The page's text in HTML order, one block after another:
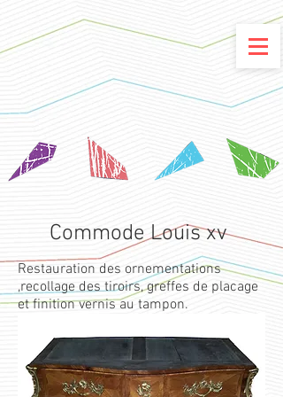
Commode Louis xv
Restauration des ornementations
,recollage des tiroirs, greffes de placage
et finition vernis au tampon.